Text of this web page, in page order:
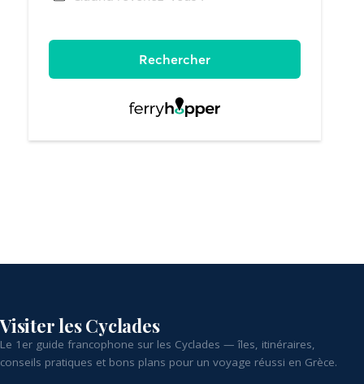
Visiter les Cyclades
Le 1er guide francophone sur les Cyclades — îles, itinéraires,
conseils pratiques et bons plans pour un voyage réussi en Grèce.